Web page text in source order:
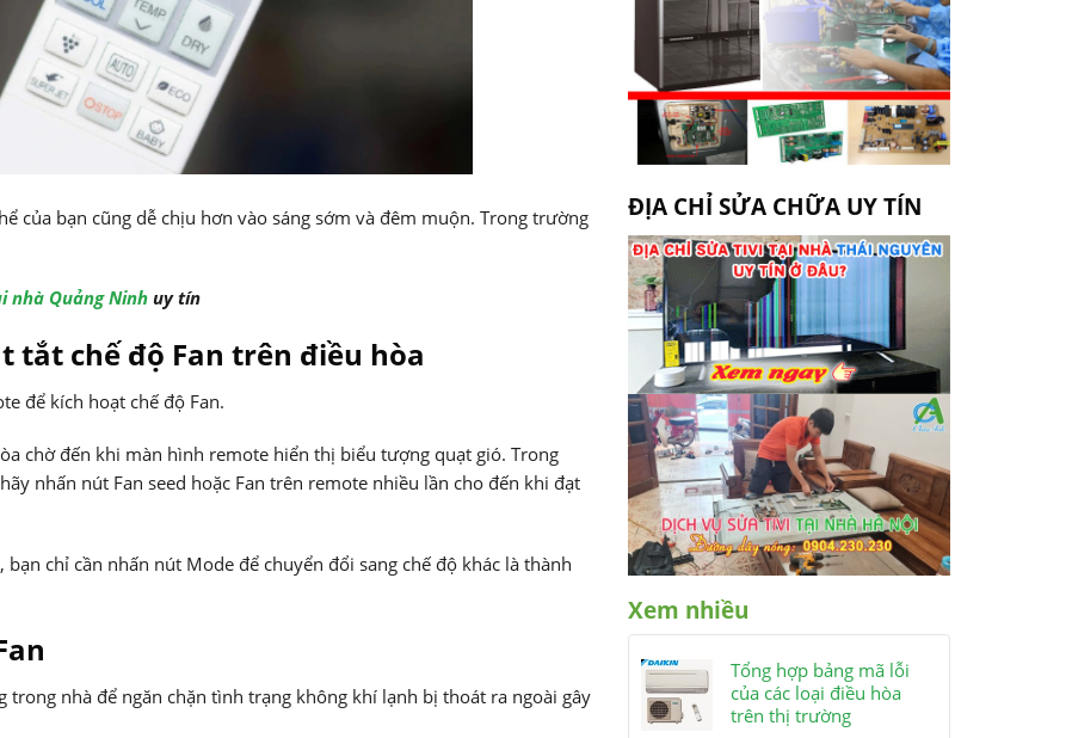
của bạn cũng dễ chịu hơn vào sáng sớm và đêm muộn. Trong trường
nhà Quảng Ninh uy tín
tắt chế độ Fan trên điều hòa
để kích hoạt chế độ Fan.
chờ đến khi màn hình remote hiển thị biểu tượng quạt gió. Trong
nhấn nút Fan seed hoặc Fan trên remote nhiều lần cho đến khi đạt
chỉ cần nhấn nút Mode để chuyển đổi sang chế độ khác là thành
trong nhà để ngăn chặn tình trạng không khí lạnh bị thoát ra ngoài gây
ĐỊA CHỈ SỬA CHỮA UY TÍN
Xem nhiều
Tổng hợp bảng mã lỗi
của các loại điều hòa
trên thị trường